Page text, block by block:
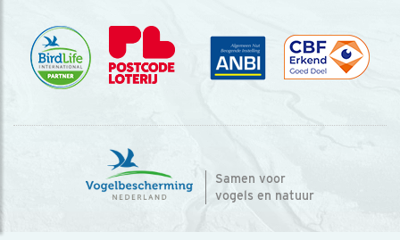
Samen voor
vogels en natuur